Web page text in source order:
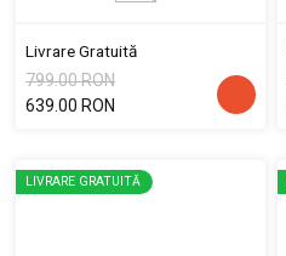
Livrare Gratuită
799.00 RON
639.00 RON
LIVRARE GRATUITĂ